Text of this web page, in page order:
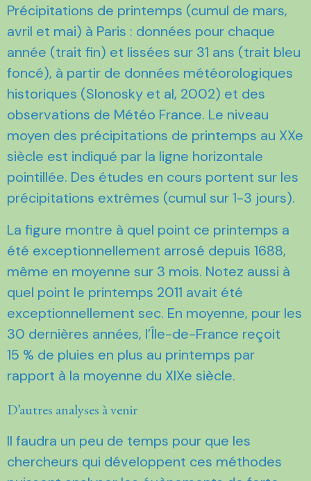
Précipitations de printemps (cumul de mars,
avril et mai) à Paris : données pour chaque
année (trait fin) et lissées sur 31 ans (trait bleu
foncé), à partir de données météorologiques
historiques (Slonosky et al, 2002) et des
observations de Météo France. Le niveau
moyen des précipitations de printemps au XXe
siècle est indiqué par la ligne horizontale
pointillée. Des études en cours portent sur les
précipitations extrêmes (cumul sur 1-3 jours).
La figure montre à quel point ce printemps a
été exceptionnellement arrosé depuis 1688,
même en moyenne sur 3 mois. Notez aussi à
quel point le printemps 2011 avait été
exceptionnellement sec. En moyenne, pour les
30 dernières années, l’Île-de-France reçoit
15 % de pluies en plus au printemps par
rapport à la moyenne du XIXe siècle.
D’autres analyses à venir
Il faudra un peu de temps pour que les
chercheurs qui développent ces méthodes